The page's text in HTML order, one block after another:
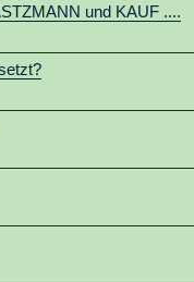
und KAUF ....